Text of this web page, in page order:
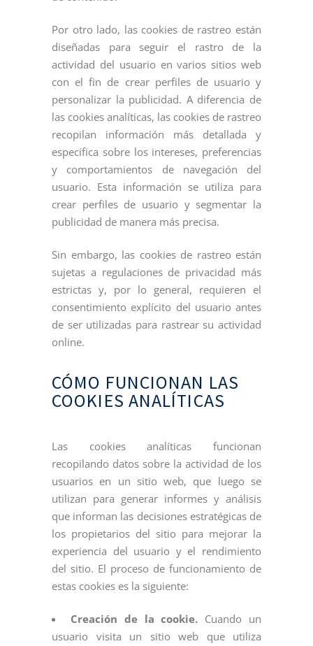
Por otro lado, las cookies de rastreo están
diseñadas para seguir el rastro de la
actividad del usuario en varios sitios web
con el fin de crear perfiles de usuario y
personalizar la publicidad. A diferencia de
las cookies analíticas, las cookies de rastreo
recopilan información más detallada y
específica sobre los intereses, preferencias
y comportamientos de navegación del
usuario. Esta información se utiliza para
crear perfiles de usuario y segmentar la
publicidad de manera más precisa.
Sin embargo, las cookies de rastreo están
sujetas a regulaciones de privacidad más
estrictas y, por lo general, requieren el
consentimiento explícito del usuario antes
de ser utilizadas para rastrear su actividad
online.
CÓMO FUNCIONAN LAS
COOKIES ANALÍTICAS
Las cookies analíticas funcionan
recopilando datos sobre la actividad de los
usuarios en un sitio web, que luego se
utilizan para generar informes y análisis
que informan las decisiones estratégicas de
los propietarios del sitio para mejorar la
experiencia del usuario y el rendimiento
del sitio. El proceso de funcionamiento de
estas cookies es la siguiente:
Creación de la cookie. Cuando un
usuario visita un sitio web que utiliza